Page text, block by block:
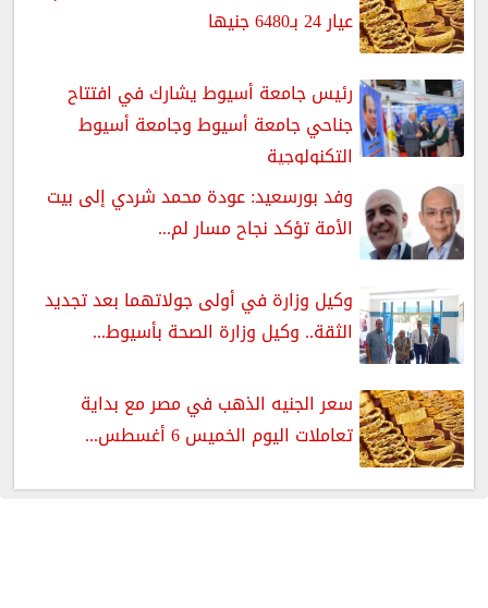
عيار 24 بـ6480 جنيها
رئيس جامعة أسيوط يشارك في افتتاح
جناحي جامعة أسيوط وجامعة أسيوط
التكنولوجية
وفد بورسعيد: عودة محمد شردي إلى بيت
الأمة تؤكد نجاح مسار لم...
وكيل وزارة في أولى جولاتهما بعد تجديد
الثقة.. وكيل وزارة الصحة بأسيوط...
سعر الجنيه الذهب في مصر مع بداية
تعاملات اليوم الخميس 6 أغسطس...